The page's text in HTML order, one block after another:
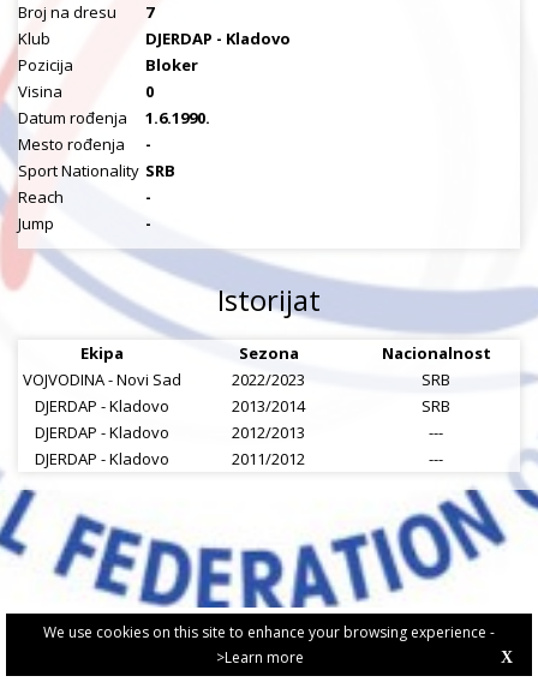
We use cookies on this site to enhance your browsing experience -
>Learn more
X
Broj na dresu
7
Klub
DJERDAP - Kladovo
Pozicija
Bloker
Visina
0
Datum rođenja
1.6.1990.
Mesto rođenja
-
Sport Nationality SRB
Reach
-
Jump
-
Istorijat
Ekipa Sezona
Nacionalnost
VOJVODINA - Novi Sad
2022/2023
SRB
DJERDAP - Kladovo
2013/2014
SRB
DJERDAP - Kladovo
2012/2013
---
DJERDAP - Kladovo
2011/2012 ---